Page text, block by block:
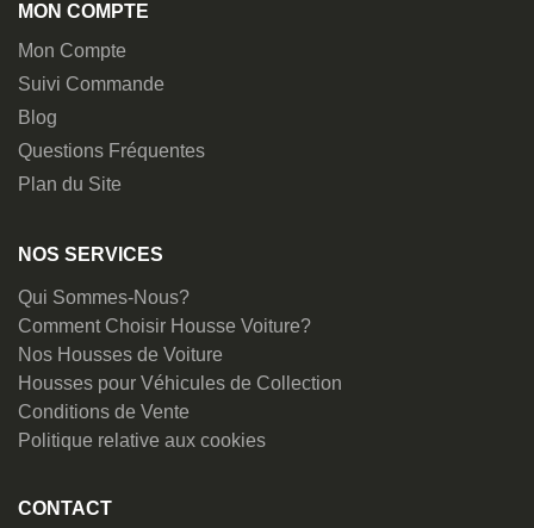
MON COMPTE
Mon Compte
Suivi Commande
Blog
Questions Fréquentes
Plan du Site
NOS SERVICES
Qui Sommes-Nous?
Comment Choisir Housse Voiture?
Nos Housses de Voiture
Housses pour Véhicules de Collection
Conditions de Vente
Politique relative aux cookies
CONTACT